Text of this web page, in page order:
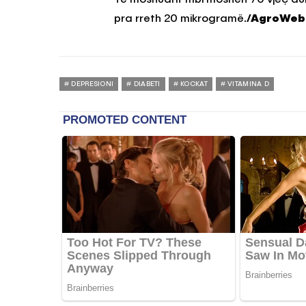
pra rreth 20 mikrogramë./
DEPRESIONI DIABETI KOCKAT VITAMINA D